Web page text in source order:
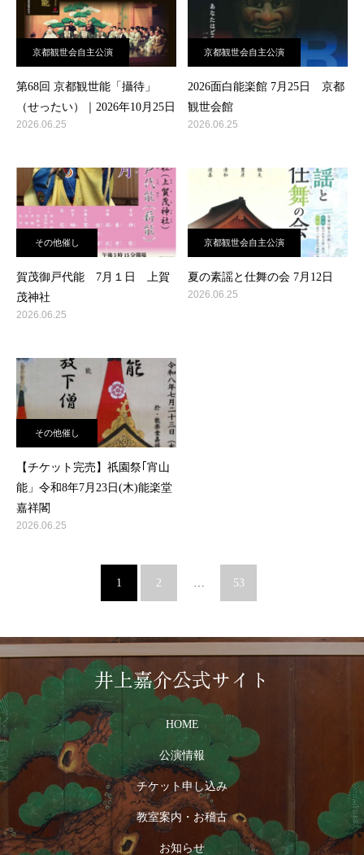
京都観世会自主公演
第68回 京都観世能「攝待」
（せったい）｜2026年10月25日
2026.06.25
京都観世会自主公演
2026面白能楽館 7月25日 京都
観世会館
2026.06.25
その他催し
賀茂御戸代能 7月１日 上賀
茂神社
2026.06.25
京都観世会自主公演
夏の素謡と仕舞の会 7月12日
2026.06.25
その他催し
【チケット完売】祇園祭｢宵山
能」令和8年7月23日(木)能楽堂
嘉祥閣
2026.06.25
1 2 … 53
井上嘉介公式サイト
HOME
公演情報
チケット申し込み
教室案内・お稽古
お知らせ